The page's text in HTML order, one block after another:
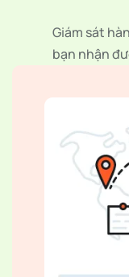
Giám sát
bạn nhận